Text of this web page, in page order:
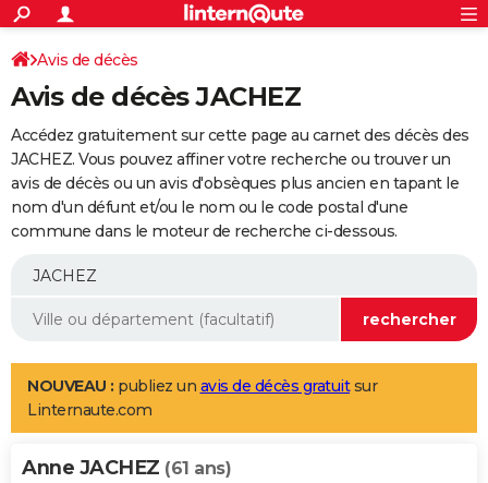
ACTUALITÉS
Politique
Société
Faits Divers
Education
Monde
Villes
+
SPORT
Coupe du monde 2026
Football
Tennis
Cyclisme
Rugby
Forum
Programme TV
TNT
Streaming
Cinéma
Sorties cinéma
Musique
+
FINANCE
Retraite
Epargne
Immobilier
Risques naturels par ville
Banque
Assurance
AUTO
Essais
Réserver un essai
Citadines
Berlines
SUV
Forum auto
+
Mobiles
Meilleur smartphone
Internet
Ordinateurs
Jeux vidéo
Guide high-tech
Aménagement intérieur
LIFESTYLE
Art de vivre
Bien-être
Loisirs
Mode
Modes de vie
Alimentation
Guide de la santé
Maladies
Médicaments
Sommeil
VOYAGE
Avis de décès
Avis de décès JACHEZ
Accédez gratuitement sur cette page au carnet des décès des
JACHEZ. Vous pouvez affiner votre recherche ou trouver un
avis de décès ou un avis d'obsèques plus ancien en tapant le
nom d'un défunt et/ou le nom ou le code postal d'une
commune dans le moteur de recherche ci-dessous.
NOUVEAU : publiez un avis de décès gratuitsur
Linternaute.com
Anne JACHEZ (61 ans)